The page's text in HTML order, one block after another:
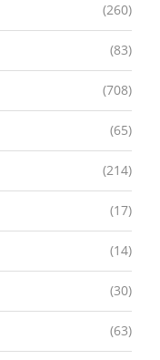
(260)
(83)
(708)
(65)
(214)
(17)
(14)
(30)
(63)